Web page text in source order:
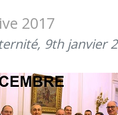
2017
9th janvier